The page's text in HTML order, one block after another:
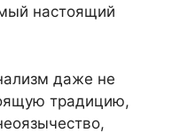
настоящий
даже не
традицию,